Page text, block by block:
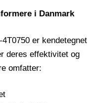
i Danmark
er kendetegnet
deres effektivitet og
omfatter: